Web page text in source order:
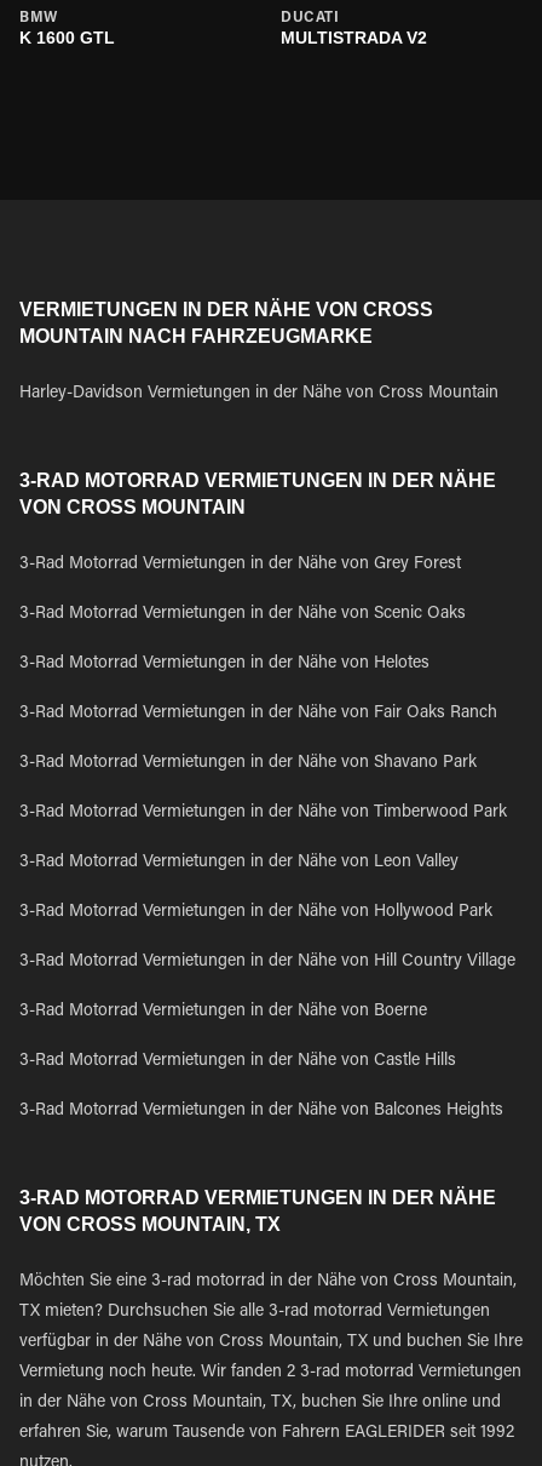
BMW
K 1600 GTL
DUCATI
MULTISTRADA V2
VERMIETUNGEN IN DER NÄHE VON CROSS
MOUNTAIN NACH FAHRZEUGMARKE
Harley-Davidson Vermietungen in der Nähe von Cross Mountain
3-RAD MOTORRAD VERMIETUNGEN IN DER NÄHE
VON CROSS MOUNTAIN
3-Rad Motorrad Vermietungen in der Nähe von Grey Forest
3-Rad Motorrad Vermietungen in der Nähe von Scenic Oaks
3-Rad Motorrad Vermietungen in der Nähe von Helotes
3-Rad Motorrad Vermietungen in der Nähe von Fair Oaks Ranch
3-Rad Motorrad Vermietungen in der Nähe von Shavano Park
3-Rad Motorrad Vermietungen in der Nähe von Timberwood Park
3-Rad Motorrad Vermietungen in der Nähe von Leon Valley
3-Rad Motorrad Vermietungen in der Nähe von Hollywood Park
3-Rad Motorrad Vermietungen in der Nähe von Hill Country Village
3-Rad Motorrad Vermietungen in der Nähe von Boerne
3-Rad Motorrad Vermietungen in der Nähe von Castle Hills
3-Rad Motorrad Vermietungen in der Nähe von Balcones Heights
3-RAD MOTORRAD VERMIETUNGEN IN DER NÄHE
VON CROSS MOUNTAIN, TX
Möchten Sie eine 3-rad motorrad in der Nähe von Cross Mountain,
TX mieten? Durchsuchen Sie alle 3-rad motorrad Vermietungen
verfügbar in der Nähe von Cross Mountain, TX und buchen Sie Ihre
Vermietung noch heute. Wir fanden 2 3-rad motorrad Vermietungen
in der Nähe von Cross Mountain, TX, buchen Sie Ihre online und
erfahren Sie, warum Tausende von Fahrern EAGLERIDER seit 1992